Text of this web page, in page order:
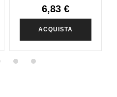
6,83 €
ACQUISTA